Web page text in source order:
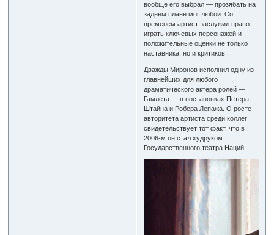
вообще его выбрал — прозябать на
заднем плане мог любой. Со
временем артист заслужил право
играть ключевых персонажей и
положительные оценки не только
наставника, но и критиков.
Дважды Миронов исполнил одну из
главнейших для любого
драматического актера ролей —
Гамлета — в постановках Петера
Штайна и Робера Лепажа. О росте
авторитета артиста среди коллег
свидетельствует тот факт, что в
2006-м он стал худруком
Государственного театра Наций.